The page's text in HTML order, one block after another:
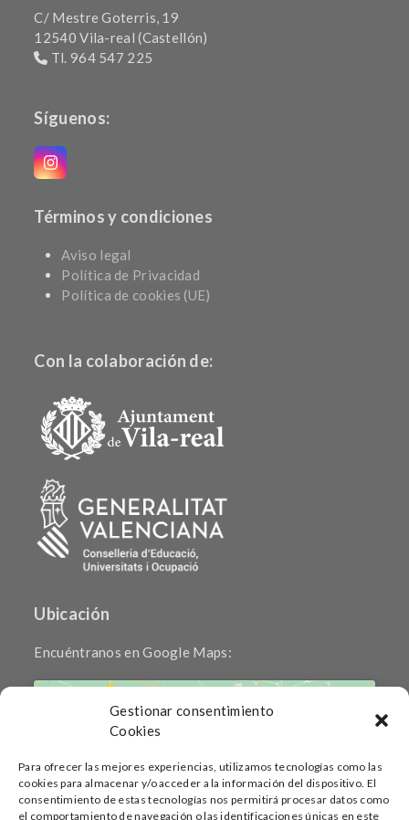
Gestionar consentimiento
Cookies
Para ofrecer las mejores experiencias, utilizamos tecnologías como las
cookies para almacenar y/o acceder a la información del dispositivo. El
consentimiento de estas tecnologías nos permitirá procesar datos como
el comportamiento de navegación o las identificaciones únicas en este
C/ Mestre Goterris, 19
12540 Vila-real (Castellón)
Tl. 964 547 225
Síguenos:
Instagram
Términos y condiciones
Aviso legal
Política de Privacidad
Política de cookies (UE)
Con la colaboración de:
Ubicación
Encuéntranos en Google Maps:
Haz clic para aceptar cookies de marketing
y permitir este contenido